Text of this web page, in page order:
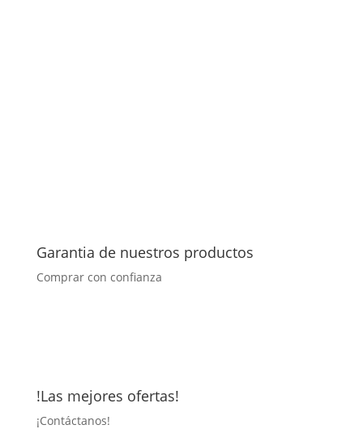
Garantia de nuestros productos
Comprar con confianza
!Las mejores ofertas!
¡Contáctanos!